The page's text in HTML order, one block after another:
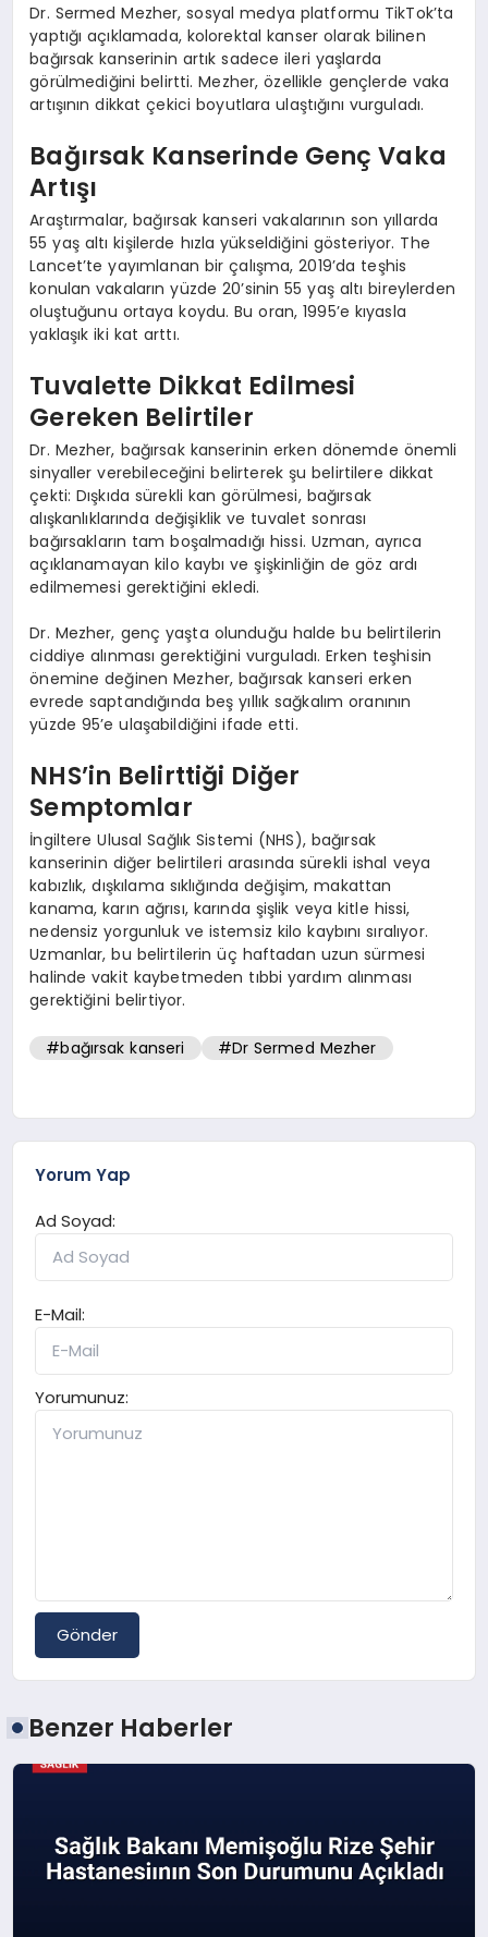
Dr. Sermed Mezher, sosyal medya platformu TikTok’ta
yaptığı açıklamada, kolorektal kanser olarak bilinen
bağırsak kanserinin artık sadece ileri yaşlarda
görülmediğini belirtti. Mezher, özellikle gençlerde vaka
artışının dikkat çekici boyutlara ulaştığını vurguladı.
Bağırsak Kanserinde Genç Vaka
Artışı
Araştırmalar, bağırsak kanseri vakalarının son yıllarda
55 yaş altı kişilerde hızla yükseldiğini gösteriyor. The
Lancet’te yayımlanan bir çalışma, 2019’da teşhis
konulan vakaların yüzde 20’sinin 55 yaş altı bireylerden
oluştuğunu ortaya koydu. Bu oran, 1995’e kıyasla
yaklaşık iki kat arttı.
Tuvalette Dikkat Edilmesi
Gereken Belirtiler
Dr. Mezher, bağırsak kanserinin erken dönemde önemli
sinyaller verebileceğini belirterek şu belirtilere dikkat
çekti: Dışkıda sürekli kan görülmesi, bağırsak
alışkanlıklarında değişiklik ve tuvalet sonrası
bağırsakların tam boşalmadığı hissi. Uzman, ayrıca
açıklanamayan kilo kaybı ve şişkinliğin de göz ardı
edilmemesi gerektiğini ekledi.
Dr. Mezher, genç yaşta olunduğu halde bu belirtilerin
ciddiye alınması gerektiğini vurguladı. Erken teşhisin
önemine değinen Mezher, bağırsak kanseri erken
evrede saptandığında beş yıllık sağkalım oranının
yüzde 95’e ulaşabildiğini ifade etti.
NHS’in Belirttiği Diğer
Semptomlar
İngiltere Ulusal Sağlık Sistemi (NHS), bağırsak
kanserinin diğer belirtileri arasında sürekli ishal veya
kabızlık, dışkılama sıklığında değişim, makattan
kanama, karın ağrısı, karında şişlik veya kitle hissi,
nedensiz yorgunluk ve istemsiz kilo kaybını sıralıyor.
Uzmanlar, bu belirtilerin üç haftadan uzun sürmesi
halinde vakit kaybetmeden tıbbi yardım alınması
gerektiğini belirtiyor.
#bağırsak kanseri #Dr Sermed Mezher
Yorum Yap
Ad Soyad:
E-Mail:
Yorumunuz:
Gönder
Benzer Haberler